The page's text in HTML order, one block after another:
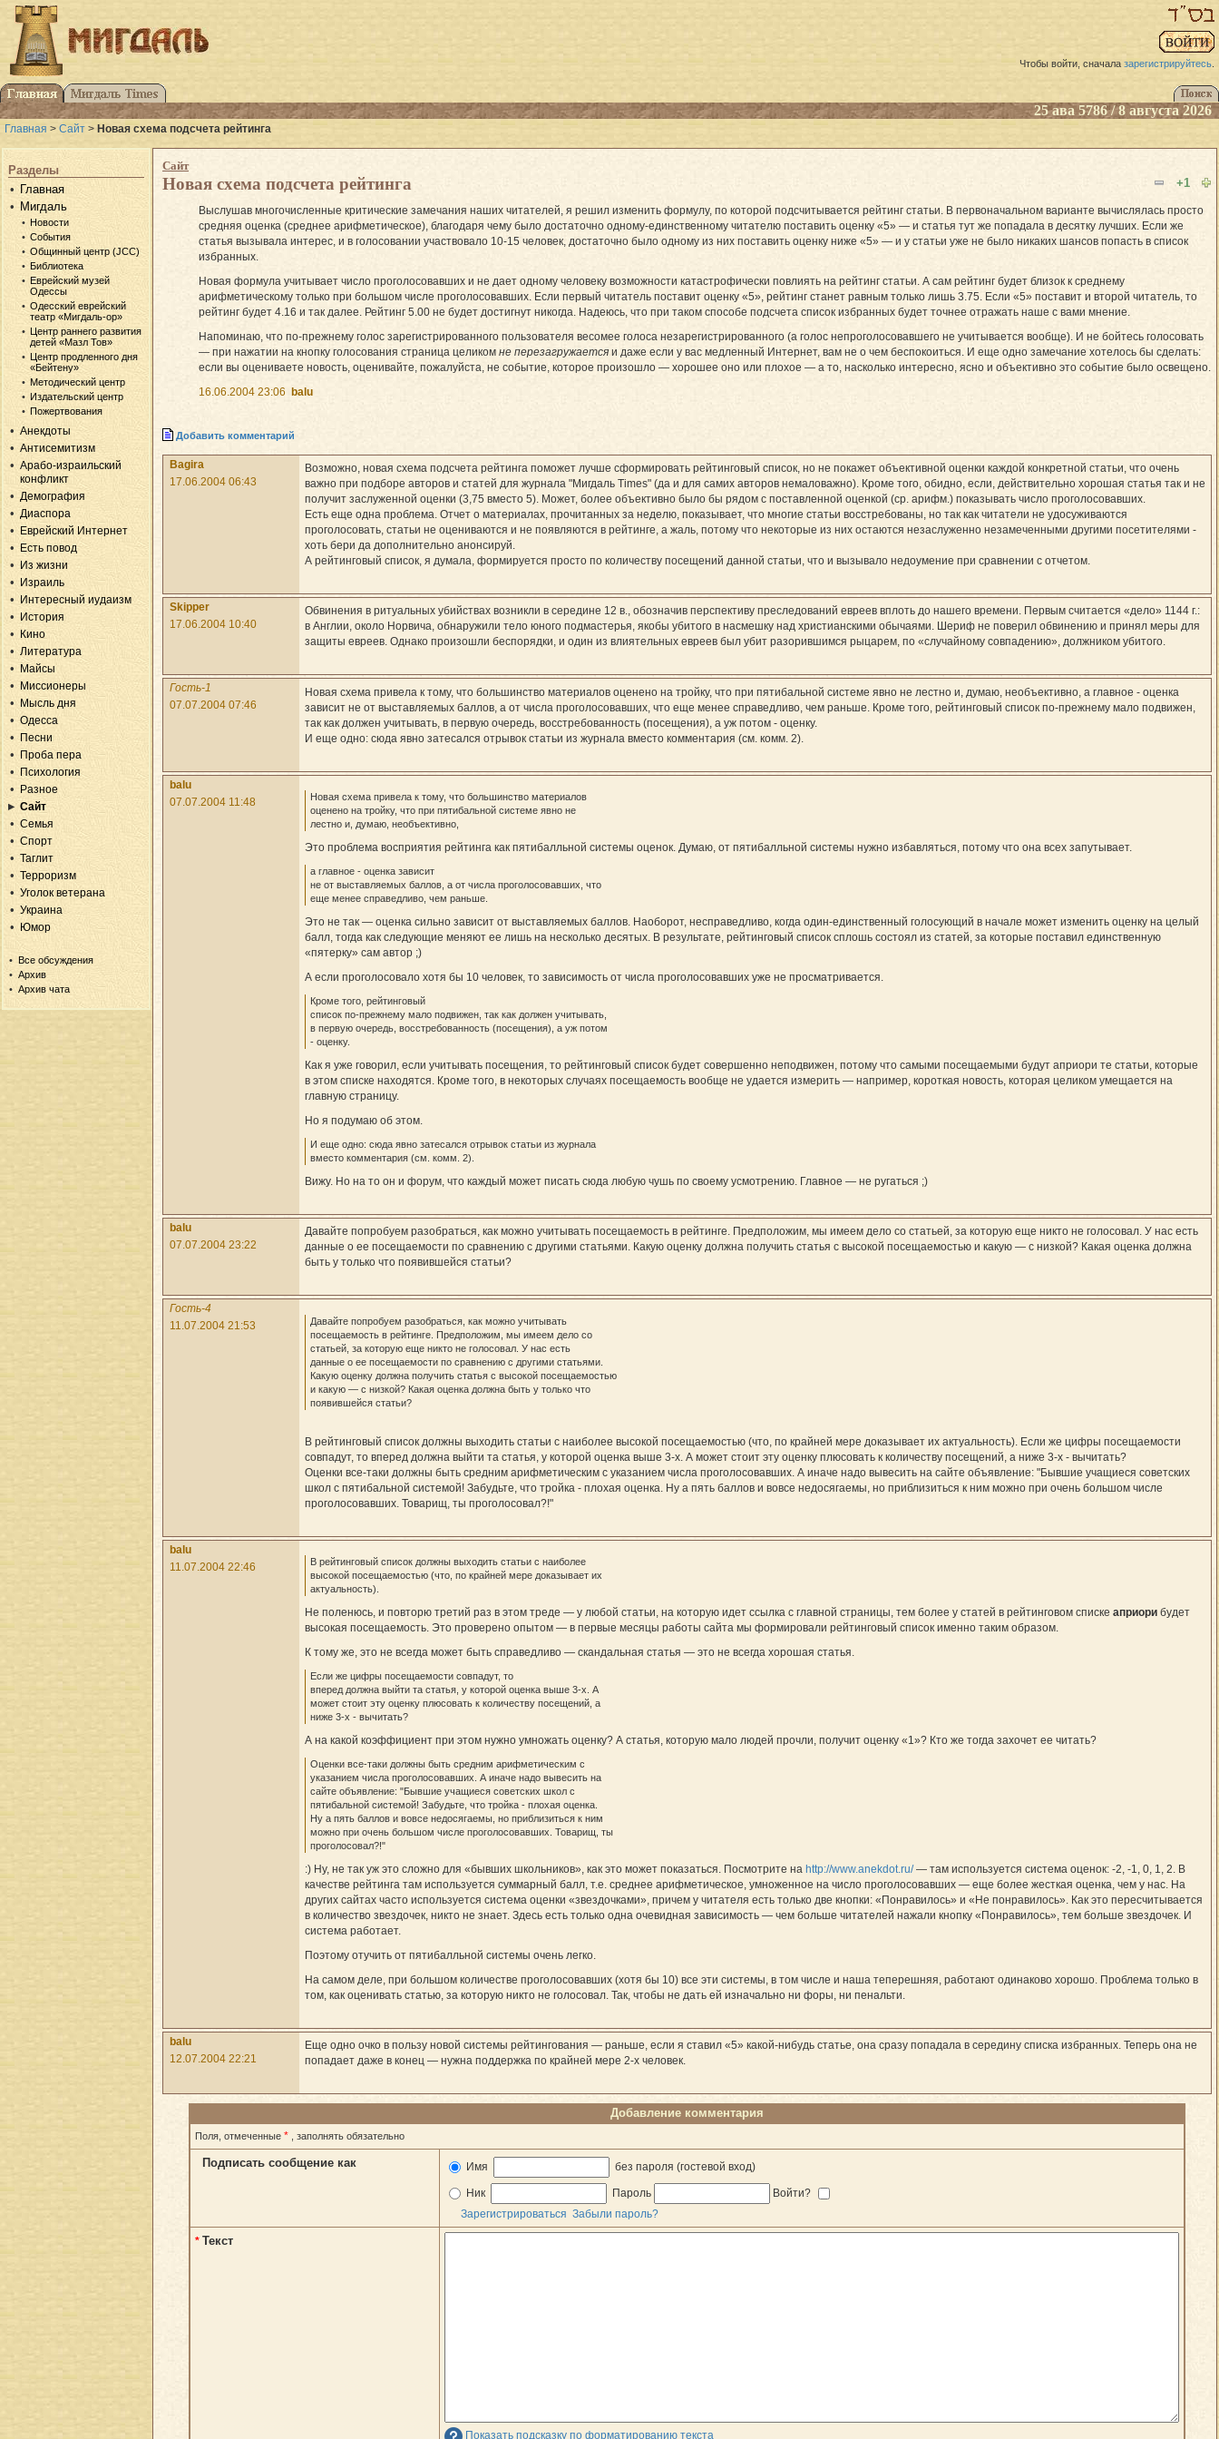
Чтобы войти, сначала зарегистрируйтесь.
25 ава 5786 / 8 августа 2026
Главная > Сайт > Новая схема подсчета рейтинга
Разделы
Главная
Мигдаль
Новости
События
Общинный центр (JCC)
Библиотека
Еврейский музей
Одессы
Одесский еврейский
театр «Мигдаль-ор»
Центр раннего развития
детей «Мазл Тов»
Центр продленного дня
«Бейтену»
Методический центр
Издательский центр
Пожертвования
Анекдоты
Антисемитизм
Арабо-израильский
конфликт
Демография
Диаспора
Еврейский Интернет
Есть повод
Из жизни
Израиль
Интересный иудаизм
История
Кино
Литература
Майсы
Миссионеры
Мысль дня
Одесса
Песни
Проба пера
Психология
Разное
Сайт
Семья
Спорт
Таглит
Терроризм
Уголок ветерана
Украина
Юмор
Все обсуждения
Архив
Архив чата
Сайт
+1
Новая схема подсчета рейтинга
Выслушав многочисленные критические замечания наших читателей, я решил изменить формулу, по которой подсчитывается рейтинг статьи. В первоначальном варианте вычислялась просто
средняя оценка (среднее арифметическое), благодаря чему было достаточно одному-единственному читателю поставить оценку «5» — и статья тут же попадала в десятку лучших. Если же
статья вызывала интерес, и в голосовании участвовало 10-15 человек, достаточно было одному из них поставить оценку ниже «5» — и у статьи уже не было никаких шансов попасть в список
избранных.
Новая формула учитывает число проголосовавших и не дает одному человеку возможности катастрофически повлиять на рейтинг статьи. А сам рейтинг будет близок к среднему
арифметическому только при большом числе проголосовавших. Если первый читатель поставит оценку «5», рейтинг станет равным только лишь 3.75. Если «5» поставит и второй читатель, то
рейтинг будет 4.16 и так далее. Рейтинг 5.00 не будет достигнут никогда. Надеюсь, что при таком способе подсчета список избранных будет точнее отражать наше с вами мнение.
Напоминаю, что по-прежнему голос зарегистрированного пользователя весомее голоса незарегистрированного (а голос непроголосовавшего не учитывается вообще). И не бойтесь голосовать
— при нажатии на кнопку голосования страница целиком не перезагружается и даже если у вас медленный Интернет, вам не о чем беспокоиться. И еще одно замечание хотелось бы сделать:
если вы оцениваете новость, оценивайте, пожалуйста, не событие, которое произошло — хорошее оно или плохое — а то, насколько интересно, ясно и объективно это событие было освещено.
16.06.2004 23:06 balu
Добавить комментарий
Bagira
17.06.2004 06:43
Возможно, новая схема подсчета рейтинга поможет лучше сформировать рейтинговый список, но не покажет объективной оценки каждой конкретной статьи, что очень
важно при подборе авторов и статей для журнала "Мигдаль Times" (да и для самих авторов немаловажно). Кроме того, обидно, если, действительно хорошая статья так и не
получит заслуженной оценки (3,75 вместо 5). Может, более объективно было бы рядом с поставленной оценкой (ср. арифм.) показывать число проголосовавших.
Есть еще одна проблема. Отчет о материалах, прочитанных за неделю, показывает, что многие статьи восстребованы, но так как читатели не удосуживаются
проголосовать, статьи не оцениваются и не появляются в рейтинге, а жаль, потому что некоторые из них остаются незаслуженно незамеченными другими посетителями -
хоть бери да дополнительно анонсируй.
А рейтинговый список, я думала, формируется просто по количеству посещений данной статьи, что и вызывало недоумение при сравнении с отчетом.
Skipper
17.06.2004 10:40
Обвинения в ритуальных убийствах возникли в середине 12 в., обозначив перспективу преследований евреев вплоть до нашего времени. Первым считается «дело» 1144 г.:
в Англии, около Норвича, обнаружили тело юного подмастерья, якобы убитого в насмешку над христианскими обычаями. Шериф не поверил обвинению и принял меры для
защиты евреев. Однако произошли беспорядки, и один из влиятельных евреев был убит разорившимся рыцарем, по «случайному совпадению», должником убитого.
Гость-1
07.07.2004 07:46
Новая схема привела к тому, что большинство материалов оценено на тройку, что при пятибальной системе явно не лестно и, думаю, необъективно, а главное - оценка
зависит не от выставляемых баллов, а от числа проголосовавших, что еще менее справедливо, чем раньше. Кроме того, рейтинговый список по-прежнему мало подвижен,
так как должен учитывать, в первую очередь, восстребованность (посещения), а уж потом - оценку.
И еще одно: сюда явно затесался отрывок статьи из журнала вместо комментария (см. комм. 2).
balu
07.07.2004 11:48
Новая схема привела к тому, что большинство материалов
оценено на тройку, что при пятибальной системе явно не
лестно и, думаю, необъективно,
Это проблема восприятия рейтинга как пятибалльной системы оценок. Думаю, от пятибалльной системы нужно избавляться, потому что она всех запутывает.
а главное - оценка зависит
не от выставляемых баллов, а от числа проголосовавших, что
еще менее справедливо, чем раньше.
Это не так — оценка сильно зависит от выставляемых баллов. Наоборот, несправедливо, когда один-единственный голосующий в начале может изменить оценку на целый
балл, тогда как следующие меняют ее лишь на несколько десятых. В результате, рейтинговый список сплошь состоял из статей, за которые поставил единственную
«пятерку» сам автор ;)
А если проголосовало хотя бы 10 человек, то зависимость от числа проголосовавших уже не просматривается.
Кроме того, рейтинговый
список по-прежнему мало подвижен, так как должен учитывать,
в первую очередь, восстребованность (посещения), а уж потом
- оценку.
Как я уже говорил, если учитывать посещения, то рейтинговый список будет совершенно неподвижен, потому что самыми посещаемыми будут априори те статьи, которые
в этом списке находятся. Кроме того, в некоторых случаях посещаемость вообще не удается измерить — например, короткая новость, которая целиком умещается на
главную страницу.
Но я подумаю об этом.
И еще одно: сюда явно затесался отрывок статьи из журнала
вместо комментария (см. комм. 2).
Вижу. Но на то он и форум, что каждый может писать сюда любую чушь по своему усмотрению. Главное — не ругаться ;)
balu
07.07.2004 23:22
Давайте попробуем разобраться, как можно учитывать посещаемость в рейтинге. Предположим, мы имеем дело со статьей, за которую еще никто не голосовал. У нас есть
данные о ее посещаемости по сравнению с другими статьями. Какую оценку должна получить статья с высокой посещаемостью и какую — с низкой? Какая оценка должна
быть у только что появившейся статьи?
Гость-4
11.07.2004 21:53
Давайте попробуем разобраться, как можно учитывать
посещаемость в рейтинге. Предположим, мы имеем дело со
статьей, за которую еще никто не голосовал. У нас есть
данные о ее посещаемости по сравнению с другими статьями.
Какую оценку должна получить статья с высокой посещаемостью
и какую — с низкой? Какая оценка должна быть у только что
появившейся статьи?
В рейтинговый список должны выходить статьи с наиболее высокой посещаемостью (что, по крайней мере доказывает их актуальность). Если же цифры посещаемости
совпадут, то вперед должна выйти та статья, у которой оценка выше 3-х. А может стоит эту оценку плюсовать к количеству посещений, а ниже 3-х - вычитать?
Оценки все-таки должны быть средним арифметическим с указанием числа проголосовавших. А иначе надо вывесить на сайте объявление: "Бывшие учащиеся советских
школ с пятибальной системой! Забудьте, что тройка - плохая оценка. Ну а пять баллов и вовсе недосягаемы, но приблизиться к ним можно при очень большом числе
проголосовавших. Товарищ, ты проголосовал?!"
balu
11.07.2004 22:46
В рейтинговый список должны выходить статьи с наиболее
высокой посещаемостью (что, по крайней мере доказывает их
актуальность).
Не поленюсь, и повторю третий раз в этом треде — у любой статьи, на которую идет ссылка с главной страницы, тем более у статей в рейтинговом списке априори будет
высокая посещаемость. Это проверено опытом — в первые месяцы работы сайта мы формировали рейтинговый список именно таким образом.
К тому же, это не всегда может быть справедливо — скандальная статья — это не всегда хорошая статья.
Если же цифры посещаемости совпадут, то
вперед должна выйти та статья, у которой оценка выше 3-х. А
может стоит эту оценку плюсовать к количеству посещений, а
ниже 3-х - вычитать?
А на какой коэффициент при этом нужно умножать оценку? А статья, которую мало людей прочли, получит оценку «1»? Кто же тогда захочет ее читать?
Оценки все-таки должны быть средним арифметическим с
указанием числа проголосовавших. А иначе надо вывесить на
сайте объявление: "Бывшие учащиеся советских школ с
пятибальной системой! Забудьте, что тройка - плохая оценка.
Ну а пять баллов и вовсе недосягаемы, но приблизиться к ним
можно при очень большом числе проголосовавших. Товарищ, ты
проголосовал?!"
:) Ну, не так уж это сложно для «бывших школьников», как это может показаться. Посмотрите на http://www.anekdot.ru/— там используется система оценок: -2, -1, 0, 1, 2. В
качестве рейтинга там используется суммарный балл, т.е. среднее арифметическое, умноженное на число проголосовавших — еще более жесткая оценка, чем у нас. На
других сайтах часто используется система оценки «звездочками», причем у читателя есть только две кнопки: «Понравилось» и «Не понравилось». Как это пересчитывается
в количество звездочек, никто не знает. Здесь есть только одна очевидная зависимость — чем больше читателей нажали кнопку «Понравилось», тем больше звездочек. И
система работает.
Поэтому отучить от пятибалльной системы очень легко.
На самом деле, при большом количестве проголосовавших (хотя бы 10) все эти системы, в том числе и наша теперешняя, работают одинаково хорошо. Проблема только в
том, как оценивать статью, за которую никто не голосовал. Так, чтобы не дать ей изначально ни форы, ни пенальти.
balu
12.07.2004 22:21
Еще одно очко в пользу новой системы рейтингования — раньше, если я ставил «5» какой-нибудь статье, она сразу попадала в середину списка избранных. Теперь она не
попадает даже в конец — нужна поддержка по крайней мере 2-х человек.
Добавление комментария
Поля, отмеченные * , заполнять обязательно
Подписать сообщение как Имя без пароля (гостевой вход)
Ник Пароль
Войти?
Зарегистрироваться Забыли пароль?
* Текст
Показать подсказку по форматированию текста